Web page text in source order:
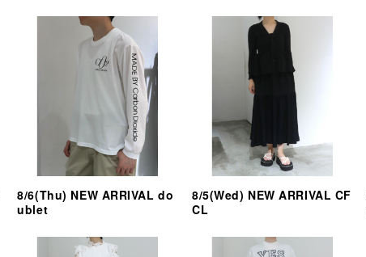
8/6(Thu) NEW ARRIVAL do
ublet
8/5(Wed) NEW ARRIVAL CF
CL